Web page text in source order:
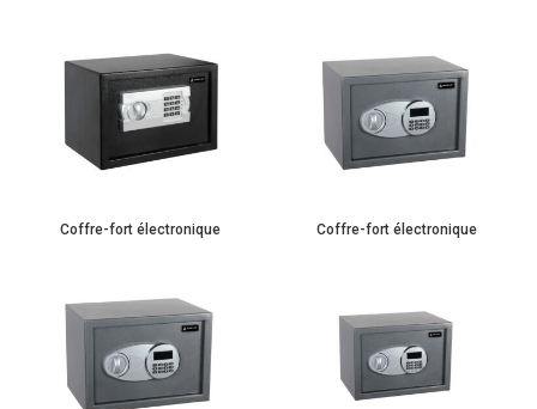
Coffre-fort électronique Coffre-fort électronique